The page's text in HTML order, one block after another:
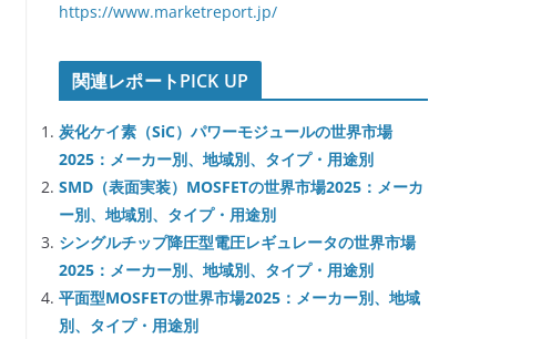
https://www.marketreport.jp/
関連レポートPICK UP
炭化ケイ素（SiC）パワーモジュールの世界市場
2025：メーカー別、地域別、タイプ・用途別
SMD（表面実装）MOSFETの世界市場2025：メーカ
ー別、地域別、タイプ・用途別
シングルチップ降圧型電圧レギュレータの世界市場
2025：メーカー別、地域別、タイプ・用途別
平面型MOSFETの世界市場2025：メーカー別、地域
別、タイプ・用途別